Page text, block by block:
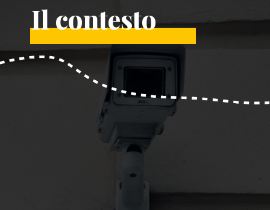
Il contesto